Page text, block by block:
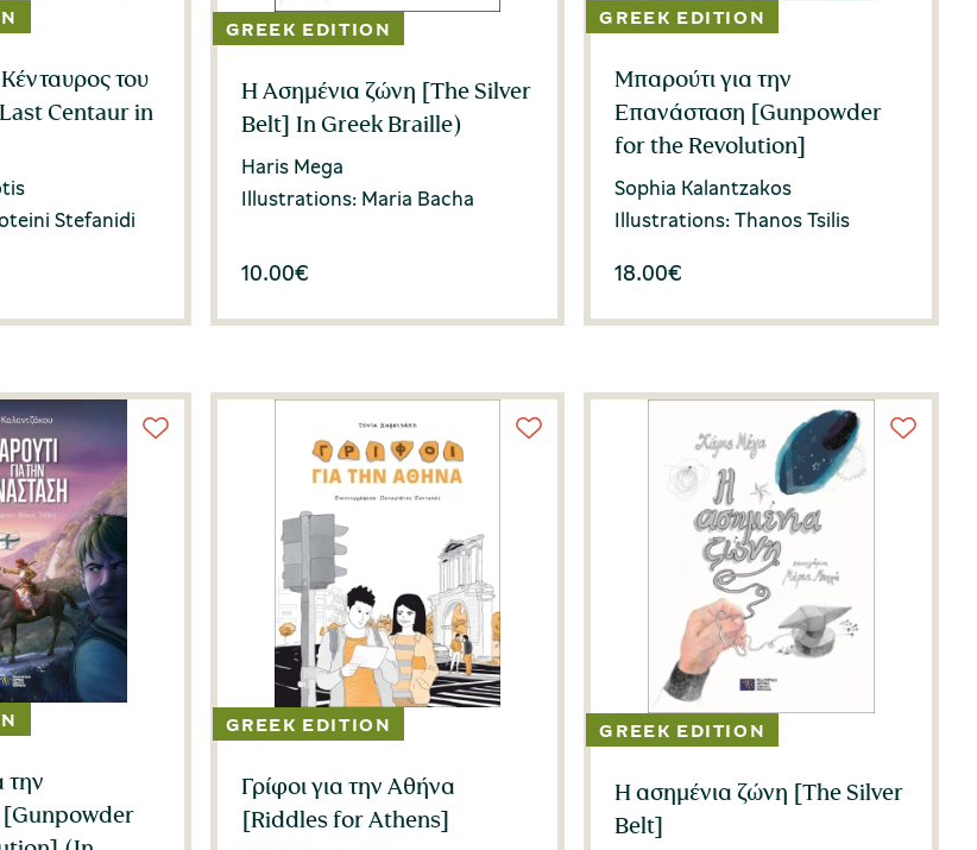
του
Centaur in
Stefanidi
Η Ασημένια ζώνη [The Silver
Belt] In Greek Braille)
Haris Mega
Illustrations: Maria Bacha
10.00€
Μπαρούτι για την
Επανάσταση [Gunpowder
for the Revolution]
Sophia Kalantzakos
Illustrations: Thanos Tsilis
18.00€
την
Γρίφοι για την Αθήνα
[Riddles for Athens]
Η ασημένια ζώνη [The Silver
Belt]